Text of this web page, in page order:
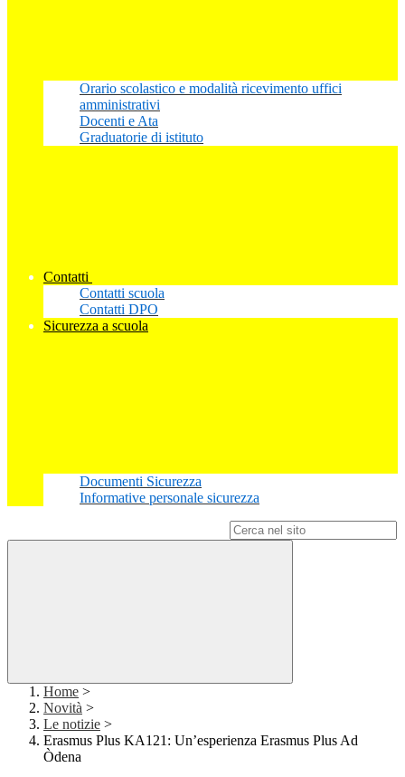
Orario scolastico e modalità ricevimento uffici
amministrativi
Docenti e Ata
Graduatorie di istituto
Contatti
Contatti scuola
Contatti DPO
Sicurezza a scuola
Documenti Sicurezza
Informative personale sicurezza
Home >
Novità >
Le notizie >
Erasmus Plus KA121: Un’esperienza Erasmus Plus Ad
Òdena